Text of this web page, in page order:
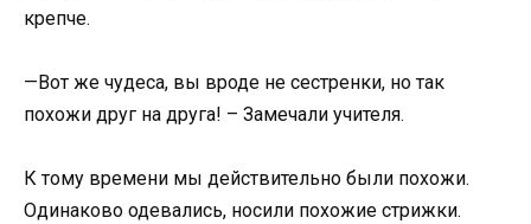
крепче.
—Вот же чудеса, вы вроде не сестренки, но так
похожи друг на друга! – Замечали учителя.
К тому времени мы действительно были похожи.
Одинаково одевались, носили похожие стрижки.